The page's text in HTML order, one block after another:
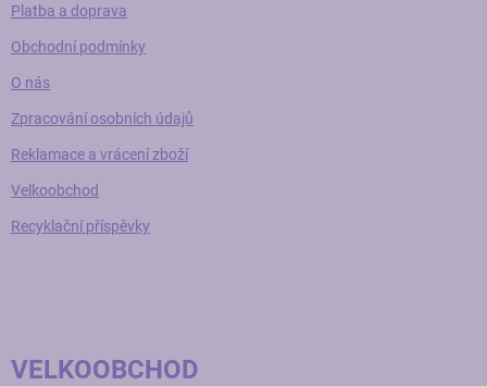
Platba a doprava
Obchodní podmínky
O nás
Zpracování osobních údajů
Reklamace a vrácení zboží
Velkoobchod
Recyklační příspěvky
VELKOOBCHOD